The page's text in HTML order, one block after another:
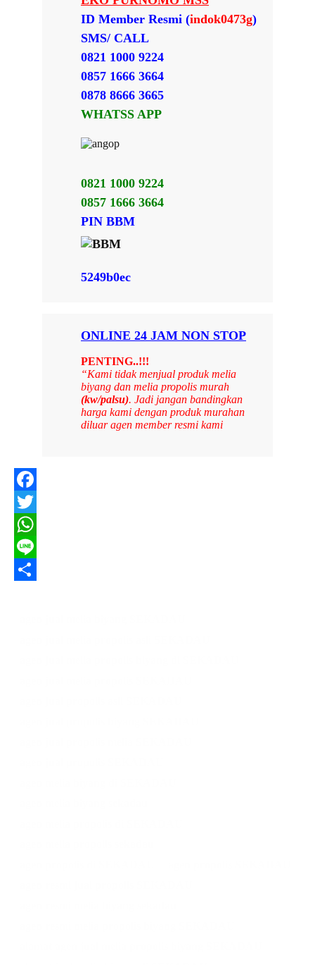
ID Member Resmi (indok0473g)
SMS/ CALL
0821 1000 9224
0857 1666 3664
0878 8666 3665
WHATSS APP
0821 1000 9224
0857 1666 3664
PIN BBM
5249b0ec
ONLINE 24 JAM NON STOP
PENTING..!!!
“Kami tidak menjual produk melia
biyang dan melia propolis murah
(kw/palsu). Jadi jangan bandingkan
harga kami dengan produk murahan
diluar agen member resmi kami
Facebook
Twitter
WhatsApp
Line